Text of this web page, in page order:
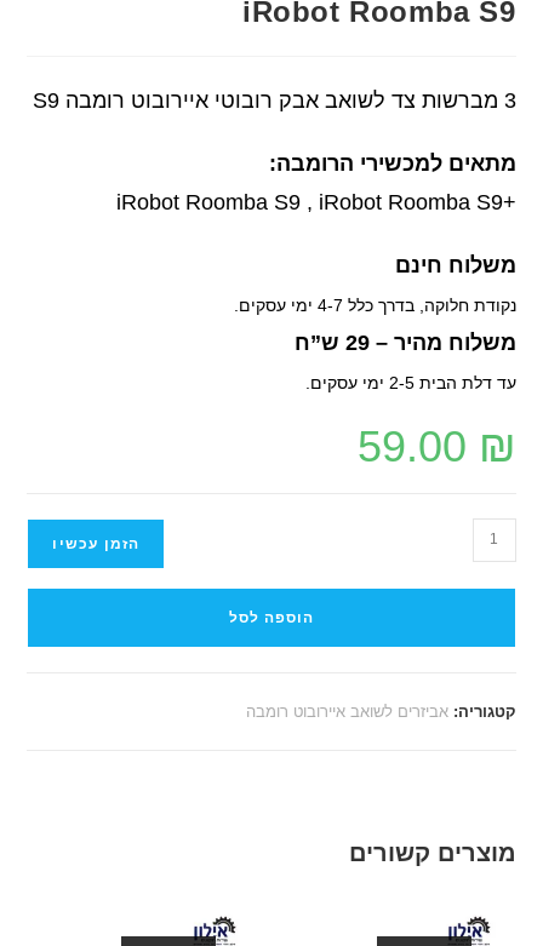
iRobot Roomba S9
3 מברשות צד לשואב אבק רובוטי איירובוט רומבה S9
מתאים למכשירי הרומבה:
+iRobot Roomba S9 , iRobot Roomba S9
משלוח חינם
נקודת חלוקה, בדרך כלל 4-7 ימי עסקים.
משלוח מהיר – 29 ש”ח
עד דלת הבית 2-5 ימי עסקים.
59.00 ₪
הזמן עכשיו
הוספה לסל
קטגוריה:אביזרים לשואב איירובוט רומבה
מוצרים קשורים